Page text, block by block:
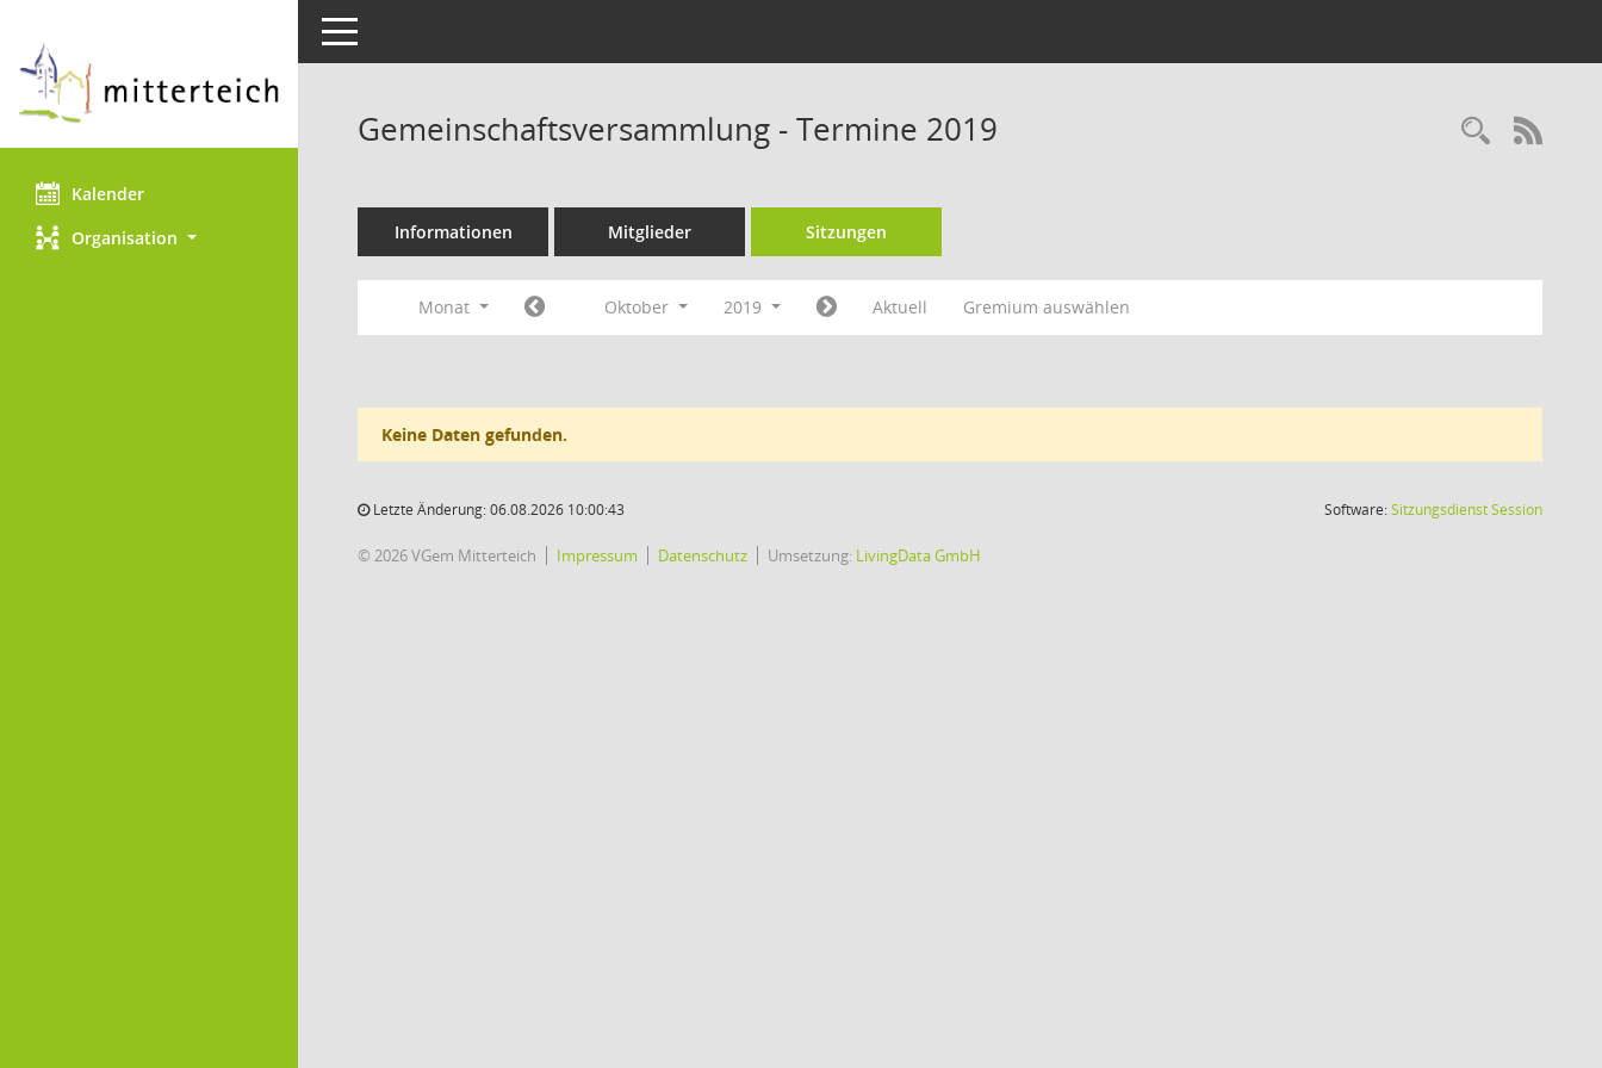
Kalender
Organisation
Toggle navigation
Gemeinschaftsversammlung - Termine 2019
Informationen Mitglieder Sitzungen
Monat Oktober 2019 Aktuell Gremium auswählen
Keine Daten gefunden.
Letzte Änderung: 06.08.2026 10:00:43 Software:SitzungsdienstSession(Wird in
© 2026 VGem Mitterteich Impressum Datenschutz Umsetzung: LivingData GmbH